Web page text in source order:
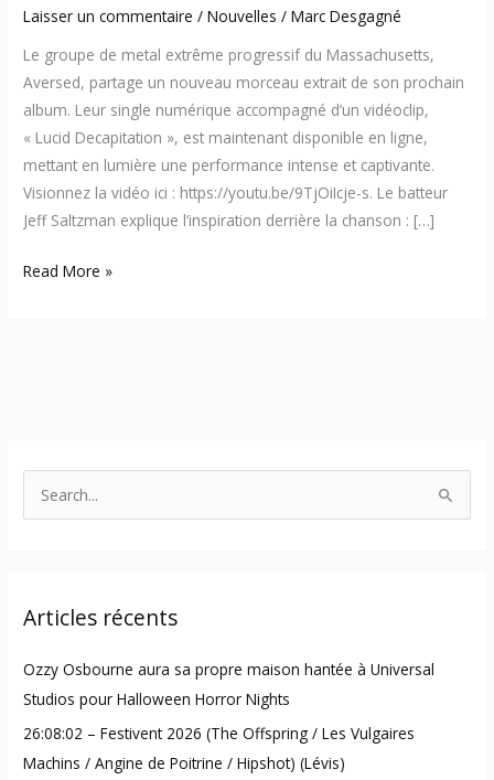
Laisser un commentaire /Nouvelles /Marc Desgagné
Le groupe de metal extrême progressif du Massachusetts,
Aversed, partage un nouveau morceau extrait de son prochain
album. Leur single numérique accompagné d’un vidéoclip,
« Lucid Decapitation », est maintenant disponible en ligne,
mettant en lumière une performance intense et captivante.
Visionnez la vidéo ici : https://youtu.be/9TjOiIcje-s. Le batteur
Jeff Saltzman explique l’inspiration derrière la chanson : […]
Read More »
c
f
o
r
:
Articles récents
Ozzy Osbourne aura sa propre maison hantée à Universal
Studios pour Halloween Horror Nights
26:08:02 – Festivent 2026 (The Offspring / Les Vulgaires
Machins / Angine de Poitrine / Hipshot) (Lévis)